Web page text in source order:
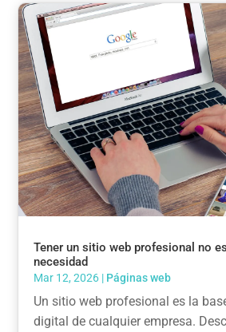
Tener un sitio web profesional no
necesidad
Mar 12, 2026 | Páginas web
Un sitio web profesional es la
digital de cualquier empresa.